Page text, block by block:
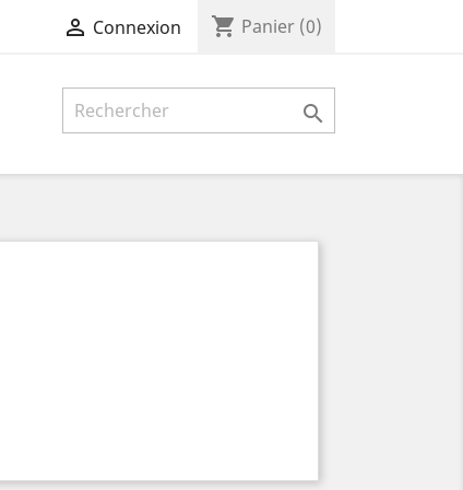
 Connexion shopping_cart Panier (0)
